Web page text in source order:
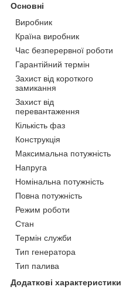
Основні
Виробник
Країна виробник
Час безперервної роботи
Гарантійний термін
Захист від короткого
замикання
Захист від
перевантаження
Кількість фаз
Конструкція
Максимальна потужність
Напруга
Номінальна потужність
Повна потужність
Режим роботи
Стан
Термін служби
Тип генератора
Тип палива
Додаткові характеристики